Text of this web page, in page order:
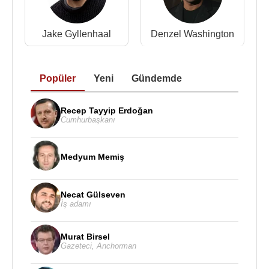
2017 - Loving Pablo (Shepard) (Sinema filmi)
2016 -
The Magnificent Seven
/Muhteşem Yedili
(Bartholomew Bogue) (Sinema filmi)
2015 - The Slap (Hector Apostolou) (Tv Dizisi)
2015 -Black Mass
(Sinema filmi)
2015 - Experimenter (Stanley Milgram) (Sinema
2014 - Pawn Sacrifice (William Lombardy) (Sinema
filmi)
2013 - Very Good Girls (Fitzsimmons) (Sinema
filmi)
2013 - The Killing (Ray Seward) (Tv Dizisi)
2013 - Night Moves (Harmon) (Sinema filmi)
2013 - Mavi Yasemin (Dwight Westlake) (Sinema
filmi)
Jake Gyllenhaal Denzel Washington
Popüler Yeni Gündemde
Recep Tayyip Erdoğan
Cumhurbaşkanı
Medyum Memiş
Necat Gülseven
İş adamı
Murat Birsel
Gazeteci Anchorman